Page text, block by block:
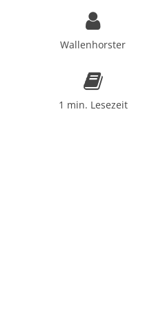
Wallenhorster
1 min. Lesezeit